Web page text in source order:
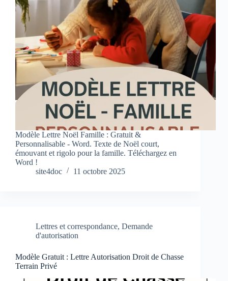
Modèle Lettre Noël Famille : Gratuit &
Personnalisable - Word. Texte de Noël court,
émouvant et rigolo pour la famille. Téléchargez en
Word !
site4doc
11 octobre 2025
Lettres et correspondance, Demande
d'autorisation
Modèle Gratuit : Lettre Autorisation Droit de Chasse
Terrain Privé